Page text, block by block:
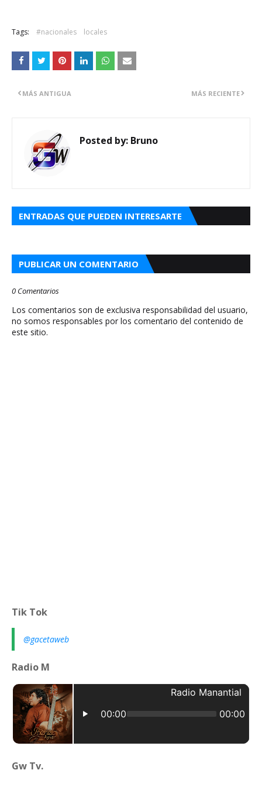
Tags: #nacionales locales
MÁS RECIENTE
MÁS ANTIGUA
Posted by: Bruno
ENTRADAS QUE PUEDEN INTERESARTE
PUBLICAR UN COMENTARIO
0 Comentarios
Los comentarios son de exclusiva responsabilidad del usuario,
no somos responsables por los comentario del contenido de
este sitio.
Tik Tok
@gacetaweb
Radio M
Gw Tv.